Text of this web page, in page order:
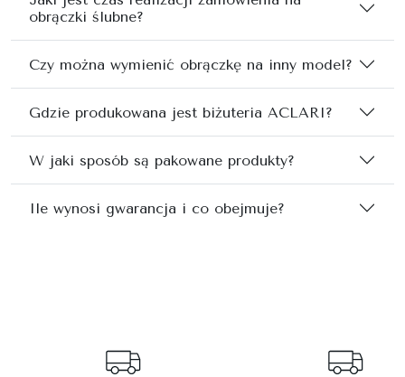
obrączki ślubne?
Czy można wymienić obrączkę na inny model?
Gdzie produkowana jest biżuteria ACLARI?
W jaki sposób są pakowane produkty?
Ile wynosi gwarancja i co obejmuje?